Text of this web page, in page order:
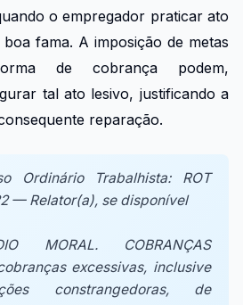
o empregador praticar ato
fama. A imposição de metas
de cobrança podem,
tal ato lesivo, justificando a
reparação.
Trabalhista: ROT
— Relator(a), se disponível
MORAL. COBRANÇAS
excessivas, inclusive
constrangedoras, de